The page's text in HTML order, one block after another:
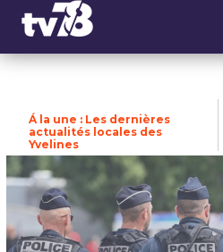
Á la une : Les dernières
actualités locales des
Yvelines
Panneau de gestion des cookies